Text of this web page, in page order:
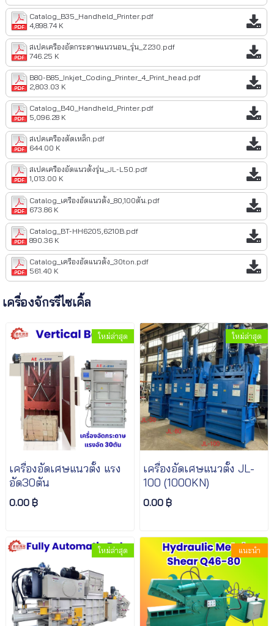
Catalog_B35_Handheld_Printer.pdf
4,898.74 K
สเปคเครื่องอัดกระดาษแนวนอน_รุ่น_Z230.pdf
746.25 K
B80-B85_Inkjet_Coding_Printer_4_Print_head.pdf
2,803.03 K
Catalog_B40_Handheld_Printer.pdf
5,096.28 K
สเปคเครื่องตัดเหล็ก.pdf
644.00 K
สเปคเครื่องอัดแนวตั้งรุ่น_JL-L50.pdf
1,013.00 K
Catalog_เครื่องอัดแนวตั้ง_80,100ตัน.pdf
673.86 K
Catalog_BT-HH6205,6210B.pdf
890.36 K
Catalog_เครื่องอัดแนวตั้ง_30ton.pdf
561.40 K
เครื่องจักรรีไซเคิ้ล
ใหม่ล่าสุด
เครื่องอัดเศษแนวตั้ง แรง
อัด30ตัน
0.00 ฿
ใหม่ล่าสุด
เครื่องอัดเศษแนวตั้ง JL-
100 (1000KN)
0.00 ฿
ใหม่ล่าสุด แนะนำ